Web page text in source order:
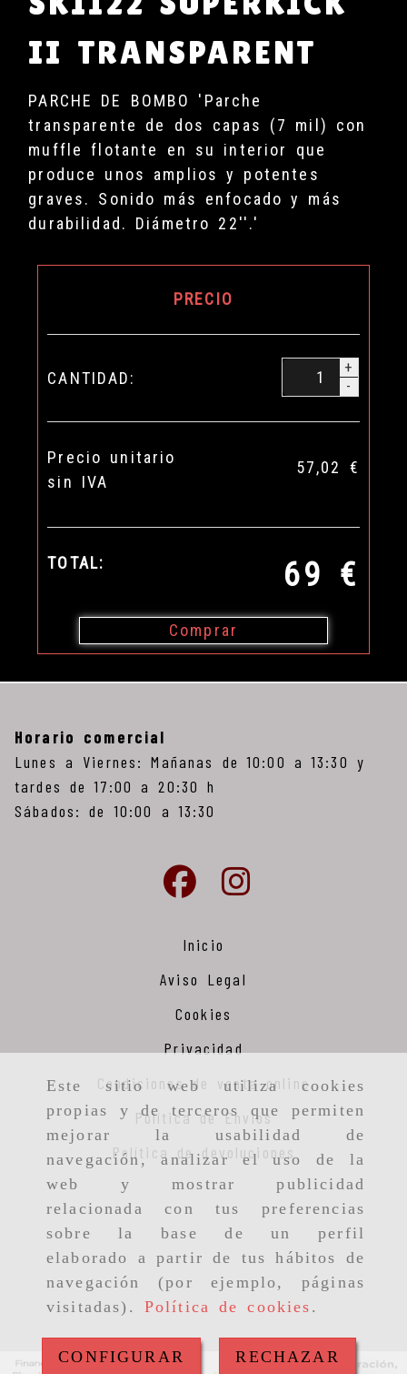
Este sitio web utiliza cookies
propias y de terceros que permiten
mejorar la usabilidad de
navegación, analizar el uso de la
web y mostrar publicidad
relacionada con tus preferencias
sobre la base de un perfil
elaborado a partir de tus hábitos de
navegación (por ejemplo, páginas
visitadas). Política de cookies .
CONFIGURAR RECHAZAR
II TRANSPARENT
PARCHE DE BOMBO 'Parche
transparente de dos capas (7 mil) con
muffle flotante en su interior que
produce unos amplios y potentes
graves. Sonido más enfocado y más
durabilidad. Diámetro 22''.'
PRECIO
CANTIDAD:
+
-
Precio unitario
sin IVA
57,02 €
TOTAL: 69 €
Comprar
Horario comercial
Lunes a Viernes: Mañanas de 10:00 a 13:30 y
tardes de 17:00 a 20:30 h
Sábados: de 10:00 a 13:30
Inicio
Aviso Legal
Cookies
Privacidad
Condiciones de venta online
Política de Envios
Política de devoluciones